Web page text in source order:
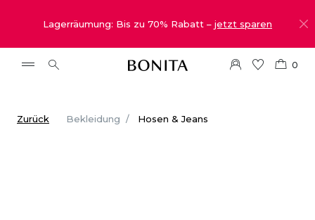
Lagerräumung: Bis zu 70% Rabatt – jetzt sparen
0
Zurück Bekleidung Hosen & Jeans